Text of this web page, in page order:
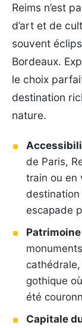
Reims n’est
d’art et de
souvent
Bordeaux.
le choix
destination
nature.
de Paris,
train ou en
escapade
gothique
été
Capitale